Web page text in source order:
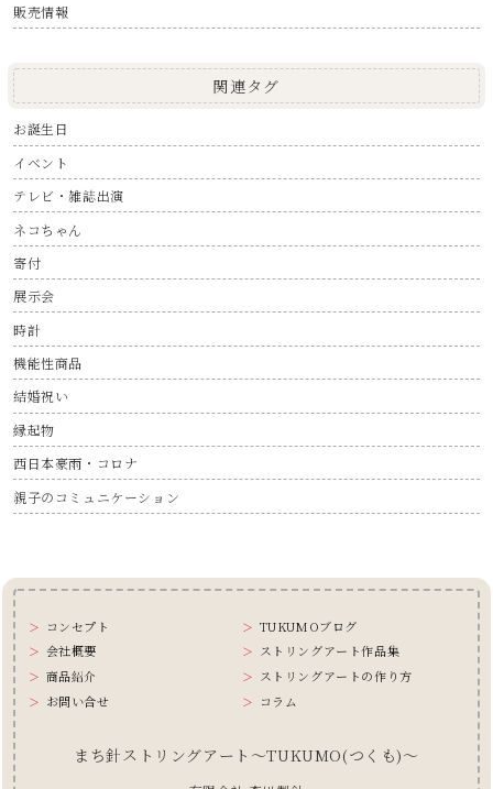
販売情報
関連タグ
お誕生日
イベント
テレビ・雑誌出演
ネコちゃん
寄付
展示会
時計
機能性商品
結婚祝い
縁起物
西日本豪雨・コロナ
親子のコミュニケーション
まち針ストリングアート〜TUKUMO(つくも)〜
コンセプト
TUKUMOブログ
会社概要
ストリングアート作品集
商品紹介
ストリングアートの作り方
お問い合せ
コラム